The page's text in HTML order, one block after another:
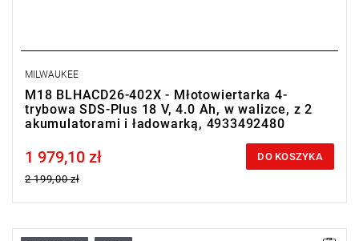
MILWAUKEE
M18 BLHACD26-402X - Młotowiertarka 4-
trybowa SDS-Plus 18 V, 4.0 Ah, w walizce, z 2
akumulatorami i ładowarką, 4933492480
Price tax included
1 979,10 zł
2 199,00 zł
DO KOSZYKA